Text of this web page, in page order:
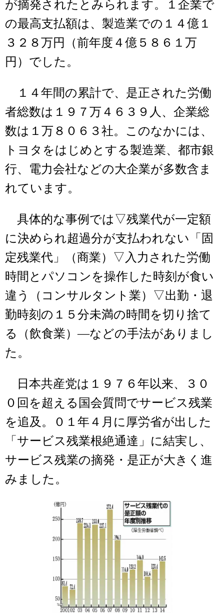
が摘発されたとみられます。１企業で
の最高支払額は、製造業での１４億１
３２８万円（前年度４億５８６１万
円）でした。
１４年間の累計で、是正された労働
者総数は１９７万４６３９人、企業総
数は１万８０６３社。このなかには、
トヨタをはじめとする製造業、都市銀
行、電力会社などの大企業が多数含ま
れています。
具体的な事例では▽残業代が一定額
に決められ超過分が支払われない「固
定残業代」（商業）▽入力された労働
時間とパソコンを操作した時刻が食い
違う（コンサルタント業）▽出勤・退
勤時刻の１５分未満の時間を切り捨て
る（飲食業）―などの手法がありまし
た。
日本共産党は１９７６年以来、３０
０回を超える国会質問でサービス残業
を追及。０１年４月に厚労省が出した
「サービス残業根絶通達」に結実し、
サービス残業の摘発・是正が大きく進
みました。